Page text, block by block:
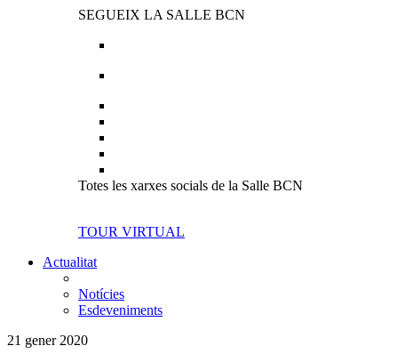
SEGUEIX LA SALLE BCN
Totes les xarxes socials de la Salle BCN
TOUR VIRTUAL
Actualitat
Notícies
Esdeveniments
21 gener 2020